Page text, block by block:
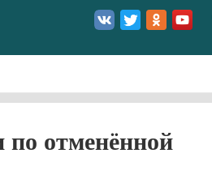
по отменённой